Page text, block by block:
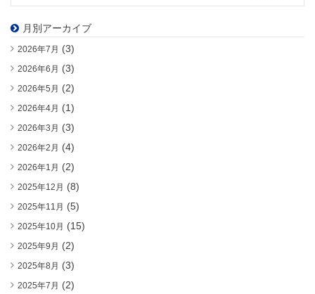
月別アーカイブ
2026年7月 (3)
2026年6月 (3)
2026年5月 (2)
2026年4月 (1)
2026年3月 (3)
2026年2月 (4)
2026年1月 (2)
2025年12月 (8)
2025年11月 (5)
2025年10月 (15)
2025年9月 (2)
2025年8月 (3)
2025年7月 (2)